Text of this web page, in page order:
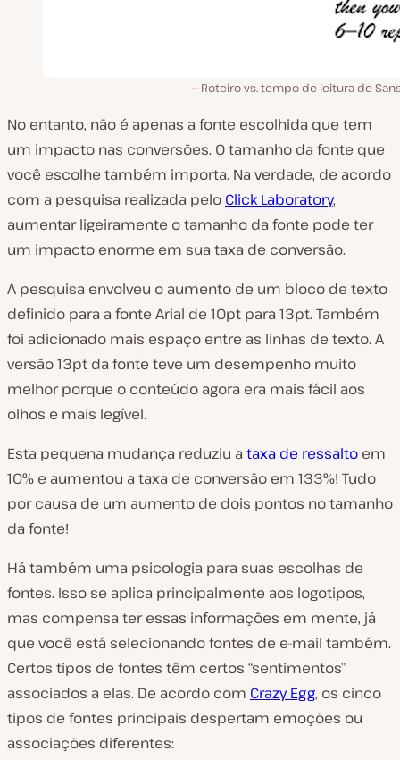
Roteiro vs. tempo de leitura de
No entanto, não é apenas a fonte escolhida que tem
um impacto nas conversões. O tamanho da fonte que
você escolhe também importa. Na verdade, de acordo
com a pesquisa realizada pelo Click Laboratory,
aumentar ligeiramente o tamanho da fonte pode ter
um impacto enorme em sua taxa de conversão.
A pesquisa envolveu o aumento de um bloco de texto
definido para a fonte Arial de 10pt para 13pt. Também
foi adicionado mais espaço entre as linhas de texto. A
versão 13pt da fonte teve um desempenho muito
melhor porque o conteúdo agora era mais fácil aos
olhos e mais legível.
Esta pequena mudança reduziu a taxa de ressalto em
10% e aumentou a taxa de conversão em 133%! Tudo
por causa de um aumento de dois pontos no tamanho
da fonte!
Há também uma psicologia para suas escolhas de
fontes. Isso se aplica principalmente aos logotipos,
mas compensa ter essas informações em mente, já
que você está selecionando fontes de e-mail também.
Certos tipos de fontes têm certos “sentimentos”
associados a elas. De acordo com Crazy Egg, os cinco
tipos de fontes principais despertam emoções ou
associações diferentes: